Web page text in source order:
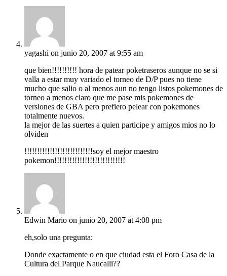
yagashi on junio 20, 2007 at 9:55 am
que bien!!!!!!!!!! hora de patear poketraseros aunque no se si
valla a estar muy variado el torneo de D/P pues no tiene
mucho que salio o al menos aun no tengo listos pokemones de
torneo a menos claro que me pase mis pokemones de
versiones de GBA pero prefiero pelear con pokemones
totalmente nuevos.
la mejor de las suertes a quien participe y amigos mios no lo
olviden
!!!!!!!!!!!!!!!!!!!!!!!!!!!soy el mejor maestro
pokemon!!!!!!!!!!!!!!!!!!!!!!!!!!!!
Edwin Mario on junio 20, 2007 at 4:08 pm
eh,solo una pregunta:
Donde exactamente o en que ciudad esta el Foro Casa de la
Cultura del Parque Naucalli??